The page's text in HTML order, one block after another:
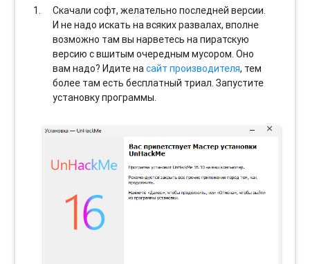
Скачали софт, желательно последней версии.
И не надо искать на всяких развалах, вполне
возможно там вы нарветесь на пиратскую
версию с вшитым очередным мусором. Оно
вам надо? Идите насайт производителя, тем
более там есть бесплатный триал. Запустите
установку программы.